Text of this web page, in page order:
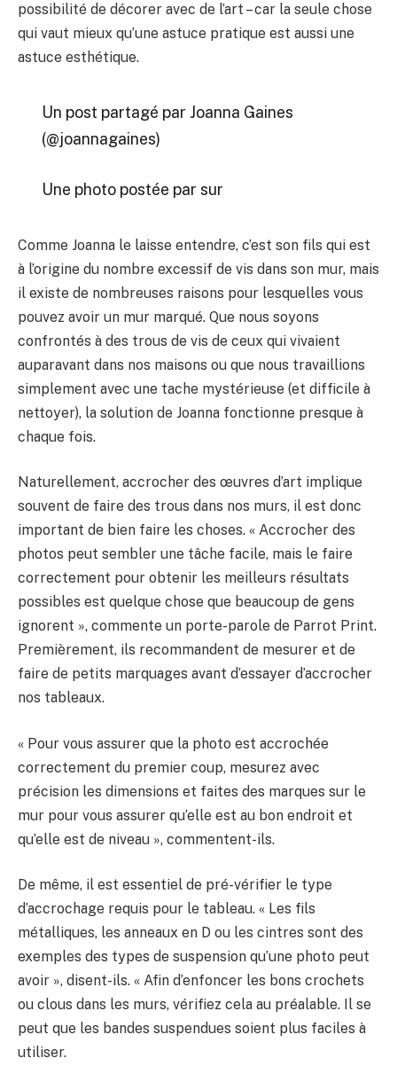
possibilité de décorer avec de l’art – car la seule chose
qui vaut mieux qu’une astuce pratique est aussi une
astuce esthétique.
Un post partagé par Joanna Gaines
(@joannagaines)
Une photo postée par sur
Comme Joanna le laisse entendre, c’est son fils qui est
à l’origine du nombre excessif de vis dans son mur, mais
il existe de nombreuses raisons pour lesquelles vous
pouvez avoir un mur marqué. Que nous soyons
confrontés à des trous de vis de ceux qui vivaient
auparavant dans nos maisons ou que nous travaillions
simplement avec une tache mystérieuse (et difficile à
nettoyer), la solution de Joanna fonctionne presque à
chaque fois.
Naturellement, accrocher des œuvres d’art implique
souvent de faire des trous dans nos murs, il est donc
important de bien faire les choses. « Accrocher des
photos peut sembler une tâche facile, mais le faire
correctement pour obtenir les meilleurs résultats
possibles est quelque chose que beaucoup de gens
ignorent », commente un porte-parole de Parrot Print.
Premièrement, ils recommandent de mesurer et de
faire de petits marquages ​​avant d’essayer d’accrocher
nos tableaux.
« Pour vous assurer que la photo est accrochée
correctement du premier coup, mesurez avec
précision les dimensions et faites des marques sur le
mur pour vous assurer qu’elle est au bon endroit et
qu’elle est de niveau », commentent-ils.
De même, il est essentiel de pré-vérifier le type
d’accrochage requis pour le tableau. « Les fils
métalliques, les anneaux en D ou les cintres sont des
exemples des types de suspension qu’une photo peut
avoir », disent-ils. « Afin d’enfoncer les bons crochets
ou clous dans les murs, vérifiez cela au préalable. Il se
peut que les bandes suspendues soient plus faciles à
utiliser.